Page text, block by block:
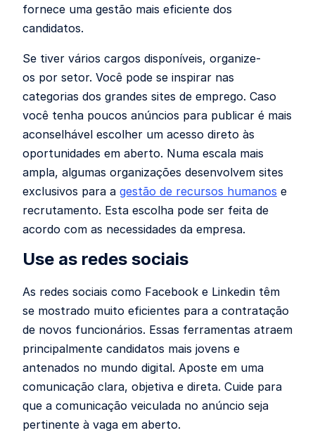
fornece uma gestão mais eficiente dos
candidatos.
Se tiver vários cargos disponíveis, organize-
os por setor. Você pode se inspirar nas
categorias dos grandes sites de emprego. Caso
você tenha poucos anúncios para publicar é mais
aconselhável escolher um acesso direto às
oportunidades em aberto. Numa escala mais
ampla, algumas organizações desenvolvem sites
exclusivos para a gestão de recursos humanos e
recrutamento. Esta escolha pode ser feita de
acordo com as necessidades da empresa.
Use as redes sociais
As redes sociais como Facebook e Linkedin têm
se mostrado muito eficientes para a contratação
de novos funcionários. Essas ferramentas atraem
principalmente candidatos mais jovens e
antenados no mundo digital. Aposte em uma
comunicação clara, objetiva e direta. Cuide para
que a comunicação veiculada no anúncio seja
pertinente à vaga em aberto.